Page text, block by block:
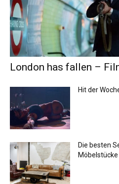
London has fallen –
Hit der
Die besten